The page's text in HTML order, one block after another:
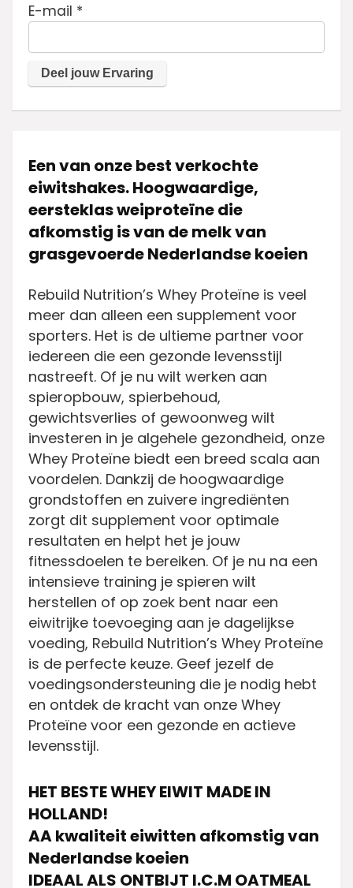
E-mail *
Een van onze best verkochte
eiwitshakes. Hoogwaardige,
eersteklas weiproteïne die
afkomstig is van de melk van
grasgevoerde Nederlandse koeien
Rebuild Nutrition’s Whey Proteïne is veel
meer dan alleen een supplement voor
sporters. Het is de ultieme partner voor
iedereen die een gezonde levensstijl
nastreeft. Of je nu wilt werken aan
spieropbouw, spierbehoud,
gewichtsverlies of gewoonweg wilt
investeren in je algehele gezondheid, onze
Whey Proteïne biedt een breed scala aan
voordelen. Dankzij de hoogwaardige
grondstoffen en zuivere ingrediënten
zorgt dit supplement voor optimale
resultaten en helpt het je jouw
fitnessdoelen te bereiken. Of je nu na een
intensieve training je spieren wilt
herstellen of op zoek bent naar een
eiwitrijke toevoeging aan je dagelijkse
voeding, Rebuild Nutrition’s Whey Proteïne
is de perfecte keuze. Geef jezelf de
voedingsondersteuning die je nodig hebt
en ontdek de kracht van onze Whey
Proteïne voor een gezonde en actieve
levensstijl.
HET BESTE WHEY EIWIT MADE IN
HOLLAND!
AA kwaliteit eiwitten afkomstig van
Nederlandse koeien
IDEAAL ALS ONTBIJT I.C.M OATMEAL